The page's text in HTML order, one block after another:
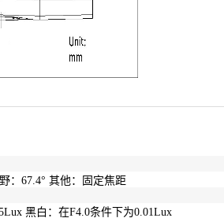
：67.4° 其他：固定焦距
黑白：在F4.0条件下为0.01Lux